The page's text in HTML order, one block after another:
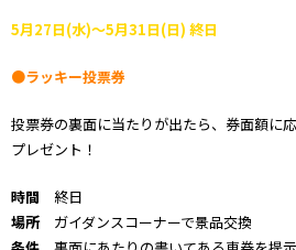
5月27日(水)～5月31日(日) 終日
●ラッキー投票券
投票券の裏面に当たりが出たら、券面額に
プレゼント！
時間 終日
場所ガイダンスコーナーで景品交換